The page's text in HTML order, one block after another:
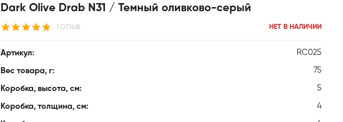
Dark Olive Drab N31 / Темный оливково-серый
1 ОТЗЫВ НЕТ В НАЛИЧИИ
Артикул: RC025
Вес товара, г: 75
Коробка, высота, см: 5
Коробка, толщина, см: 4